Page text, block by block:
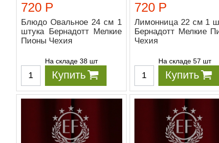
720 Р
Блюдо Овальное 24 см 1
штука Бернадотт Мелкие
Пионы Чехия
На складе 38 шт
Купить
720 Р
Лимонница 22 см 1
Бернадотт Мелкие
Чехия
На складе 57 шт
Купить